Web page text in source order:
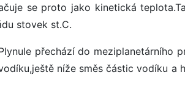
se proto jako kinetická
stovek st.C.
přechází do meziplanetárního
níže směs částic vodíku a